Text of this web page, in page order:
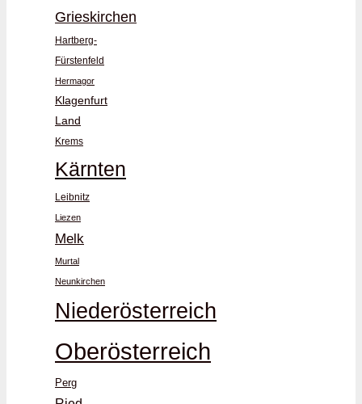
Grieskirchen
Hartberg-
Fürstenfeld
Hermagor
Klagenfurt
Land
Krems
Kärnten
Leibnitz
Liezen
Melk
Murtal
Neunkirchen
Niederösterreich
Oberösterreich
Perg